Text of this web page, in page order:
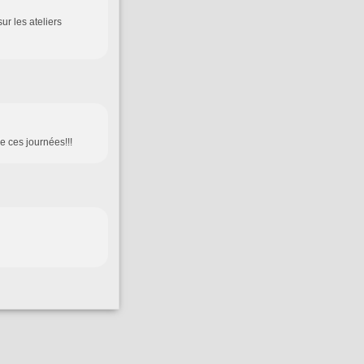
les ateliers
ces journées!!!